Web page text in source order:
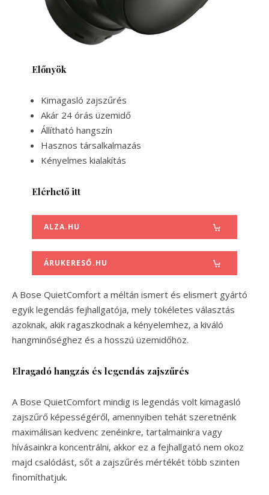
Előnyök
Kimagasló zajszűrés
Akár 24 órás üzemidő
Állítható hangszín
Hasznos társalkalmazás
Kényelmes kialakítás
Elérhető itt
ALZA.HU
ÁRUKERESŐ.HU
A Bose QuietComfort a méltán ismert és elismert gyártó
egyik legendás fejhallgatója, mely tökéletes választás
azoknak, akik ragaszkodnak a kényelemhez, a kiváló
hangminőséghez és a hosszú üzemidőhöz.
Elragadó hangzás és legendás zajszűrés
A Bose QuietComfort mindig is legendás volt kimagasló
zajszűrő képességéről, amennyiben tehát szeretnénk
maximálisan kedvenc zenéinkre, tartalmainkra vagy
hívásainkra koncentrálni, akkor ez a fejhallgató nem okoz
majd csalódást, sőt a zajszűrés mértékét több szinten
finomíthatjuk.